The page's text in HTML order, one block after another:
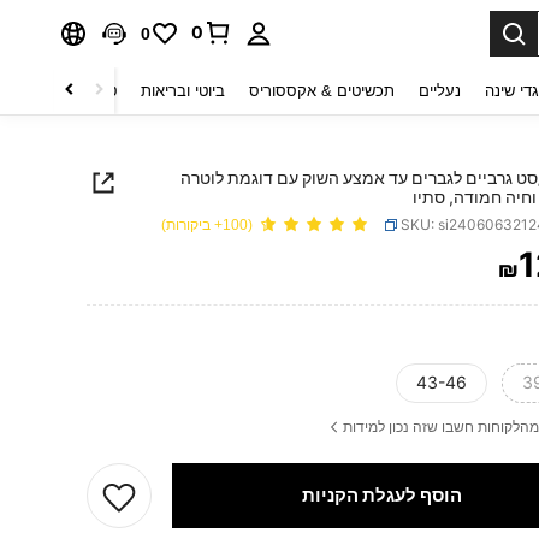
0
0
שינה נעליים תכשיטים & אקססוריס ביוטי ובריאות טקסטיל לבית
סט גרביים לגברים עד אמצע השוק עם דוגמת לוטרה
חמודה, סתיו
SKU: (100+ ביקורות)
PRICE AND ₪
43-46
מהלקוחות חשבו שזה נכון למידות
הוסף לעגלת הקניות